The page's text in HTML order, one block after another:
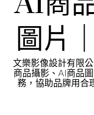
圖片
文樂影像設計有限
商品攝影、AI商品
務，協助品牌用合